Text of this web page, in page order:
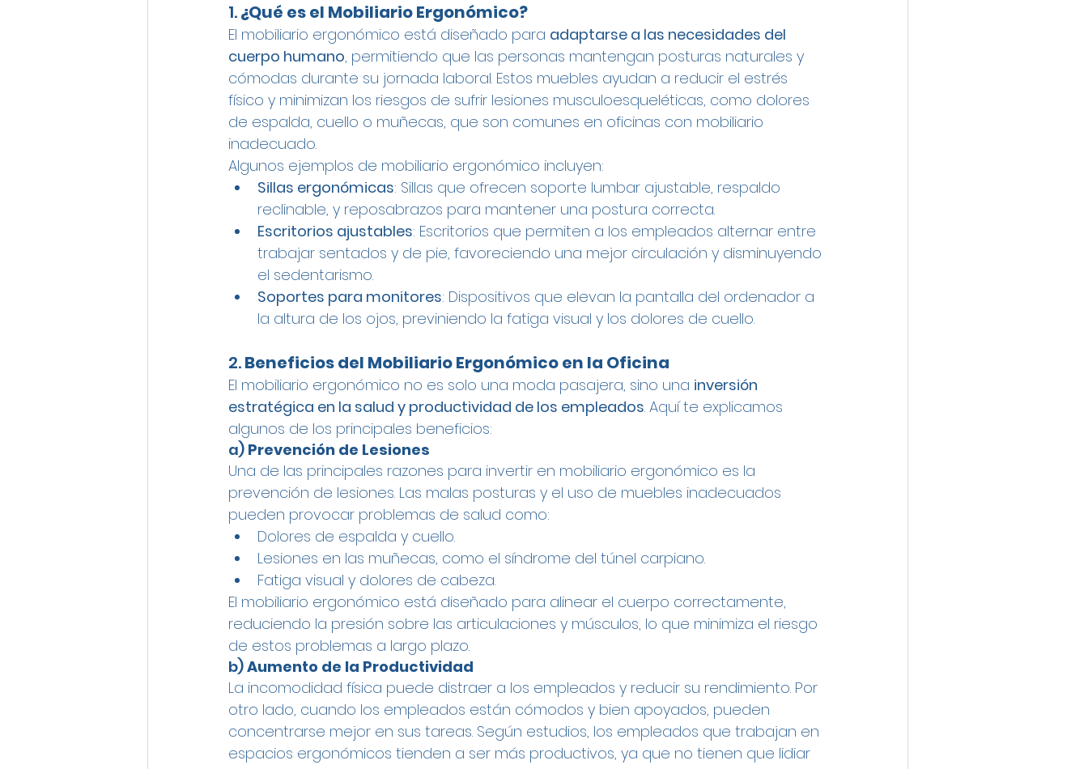
1. ¿Qué es el Mobiliario Ergonómico?
El mobiliario ergonómico está diseñado para adaptarse a las necesidades del
cuerpo humano, permitiendo que las personas mantengan posturas naturales y
cómodas durante su jornada laboral. Estos muebles ayudan a reducir el estrés
físico y minimizan los riesgos de sufrir lesiones musculoesqueléticas, como dolores
de espalda, cuello o muñecas, que son comunes en oficinas con mobiliario
inadecuado.
Algunos ejemplos de mobiliario ergonómico incluyen:
Sillas ergonómicas: Sillas que ofrecen soporte lumbar ajustable, respaldo
reclinable, y reposabrazos para mantener una postura correcta.
Escritorios ajustables: Escritorios que permiten a los empleados alternar entre
trabajar sentados y de pie, favoreciendo una mejor circulación y disminuyendo
el sedentarismo.
Soportes para monitores: Dispositivos que elevan la pantalla del ordenador a
la altura de los ojos, previniendo la fatiga visual y los dolores de cuello.
2. Beneficios del Mobiliario Ergonómico en la Oficina
El mobiliario ergonómico no es solo una moda pasajera, sino una inversión
estratégica en la salud y productividad de los empleados. Aquí te explicamos
algunos de los principales beneficios:
a) Prevención de Lesiones
Una de las principales razones para invertir en mobiliario ergonómico es la
prevención de lesiones. Las malas posturas y el uso de muebles inadecuados
pueden provocar problemas de salud como:
Dolores de espalda y cuello.
Lesiones en las muñecas, como el síndrome del túnel carpiano.
Fatiga visual y dolores de cabeza.
El mobiliario ergonómico está diseñado para alinear el cuerpo correctamente,
reduciendo la presión sobre las articulaciones y músculos, lo que minimiza el riesgo
de estos problemas a largo plazo.
b) Aumento de la Productividad
La incomodidad física puede distraer a los empleados y reducir su rendimiento. Por
otro lado, cuando los empleados están cómodos y bien apoyados, pueden
concentrarse mejor en sus tareas. Según estudios, los empleados que trabajan en
espacios ergonómicos tienden a ser más productivos, ya que no tienen que lidiar